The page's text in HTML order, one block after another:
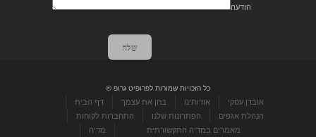
הודעה
שלח
כל הזכויות שמורות לפרופיט גרופ ©
אובדן עסקי אודותינו בחן את עצמך
דף הבית
הנהלת אגפים
הפתרונות שלנו
התחברות לקוחות
מאמרים במדיה התקשורתית
מדיה